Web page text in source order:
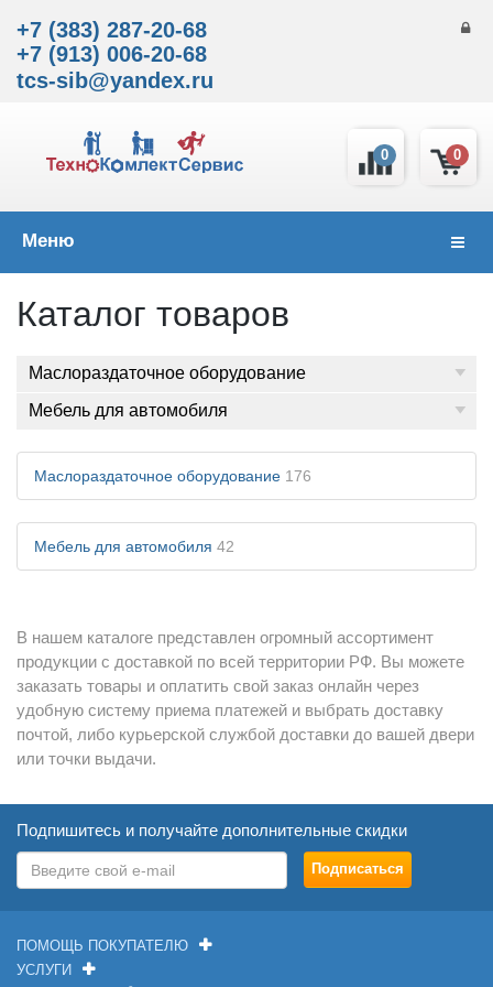
+7 (383) 287-20-68
+7 (913) 006-20-68
tcs-sib@yandex.ru
0
0
Меню
Каталог товаров
Маслораздаточное оборудование
Мебель для автомобиля
Маслораздаточное оборудование 176
Мебель для автомобиля 42
В нашем каталоге представлен огромный ассортимент
продукции с доставкой по всей территории РФ. Вы можете
заказать товары и оплатить свой заказ онлайн через
удобную систему приема платежей и выбрать доставку
почтой, либо курьерской службой доставки до вашей двери
или точки выдачи.
Подпишитесь и получайте дополнительные скидки
ПОМОЩЬ ПОКУПАТЕЛЮ
УСЛУГИ